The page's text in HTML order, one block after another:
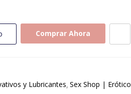
Comprar Ahora
y Lubricantes Sex Shop | Erótico